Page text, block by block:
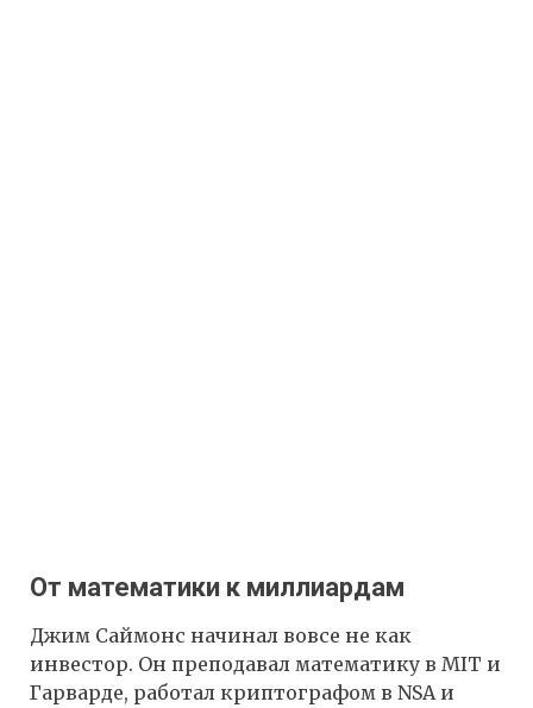
От математики к миллиардам
Джим Саймонс начинал вовсе не как
инвестор. Он преподавал математику в MIT и
Гарварде, работал криптографом в NSA и